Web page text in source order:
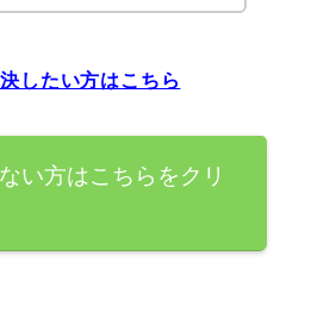
したい方はこちら
い方はこちらをクリ